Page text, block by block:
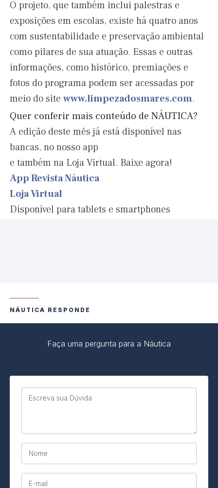
O projeto, que também inclui palestras e
exposições em escolas, existe há quatro anos
com sustentabilidade e preservação ambiental
como pilares de sua atuação. Essas e outras
informações, como histórico, premiações e
fotos do programa podem ser acessadas por
meio do site www.limpezadosmares.com.
Quer conferir mais conteúdo de NÁUTICA?
A edição deste mês já está disponível nas
bancas, no nosso app
e também na Loja Virtual. Baixe agora!
App Revista Náutica
Loja Virtual
Disponível para tablets e smartphones
NÁUTICA RESPONDE
Faça uma pergunta para a Náutica
Escreva sua Dúvida
Nome
E-mail